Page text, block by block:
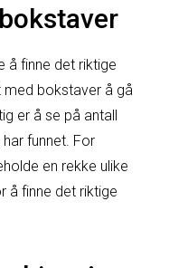
å finne det riktige
med bokstaver å gå
er å se på antall
funnet. For
en rekke ulike
å finne det riktige